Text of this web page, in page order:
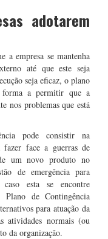
adotarem
a empresa se mantenha
até que este seja
seja eficaz, o plano
forma a permitir que a
nos problemas que está
pode consistir na
fazer face a guerras de
um novo produto no
de emergência para
esta se encontre
Plano de Contingência
para atuação da
atividades normais (ou
da organização.